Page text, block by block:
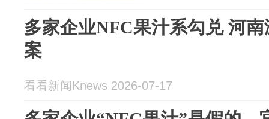
多家企业NFC果汁系勾兑 河
案
看看新闻Knews 2026-07-17